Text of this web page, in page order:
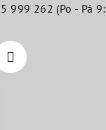
999 262 (Po - Pá